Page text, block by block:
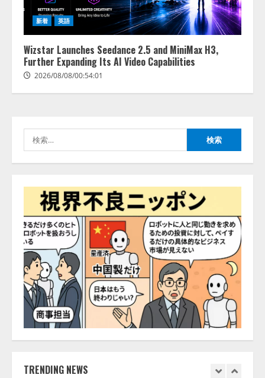
新着 英語
Wizstar Launches Seedance 2.5 and MiniMax H3,
Further Expanding Its AI Video Capabilities
2026/08/08/00:54:01
索:
TRENDING NEWS